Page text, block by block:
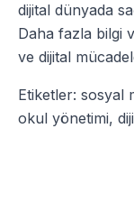
dijital dünyada
Daha fazla bilgi
ve dijital
Etiketler: sosyal
okul yönetimi,